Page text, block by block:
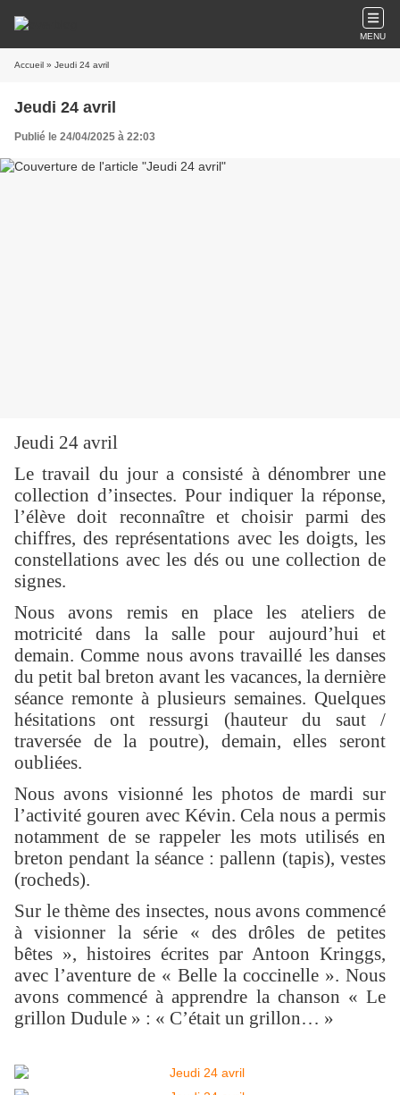
MENU
Accueil » Jeudi 24 avril
Jeudi 24 avril
Publié le 24/04/2025 à 22:03
Jeudi 24 avril
Le travail du jour a consisté à dénombrer une
collection d’insectes. Pour indiquer la réponse,
l’élève doit reconnaître et choisir parmi des
chiffres, des représentations avec les doigts, les
constellations avec les dés ou une collection de
signes.
Nous avons remis en place les ateliers de
motricité dans la salle pour aujourd’hui et
demain. Comme nous avons travaillé les danses
du petit bal breton avant les vacances, la dernière
séance remonte à plusieurs semaines. Quelques
hésitations ont ressurgi (hauteur du saut /
traversée de la poutre), demain, elles seront
oubliées.
Nous avons visionné les photos de mardi sur
l’activité gouren avec Kévin. Cela nous a permis
notamment de se rappeler les mots utilisés en
breton pendant la séance : pallenn (tapis), vestes
(rocheds).
Sur le thème des insectes, nous avons commencé
à visionner la série « des drôles de petites
bêtes », histoires écrites par Antoon Kringgs,
avec l’aventure de « Belle la coccinelle ». Nous
avons commencé à apprendre la chanson « Le
grillon Dudule » : « C’était un grillon… »